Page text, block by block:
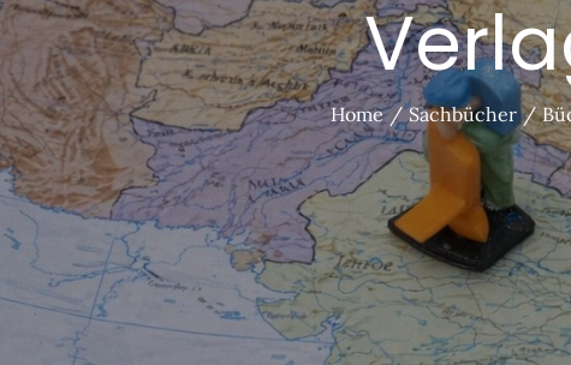
Home Sachbücher